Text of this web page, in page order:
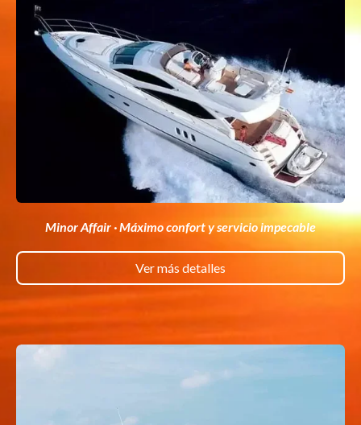
Minor Affair · Máximo confort y servicio impecable
Ver más detalles